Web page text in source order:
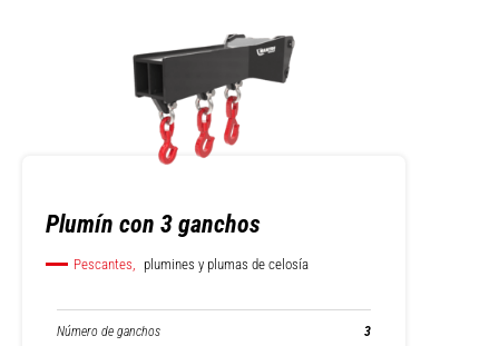
Plumín con 3 ganchos
Pescantes, plumines y plumas de celosía
Número de ganchos 3